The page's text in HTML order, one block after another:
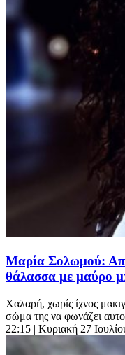
Μαρία Σολωμού:
θάλασσα με μαύρο
Χαλαρή, χωρίς ίχνος
σώμα της να φωνάζει
22:15 | Κυριακή 27